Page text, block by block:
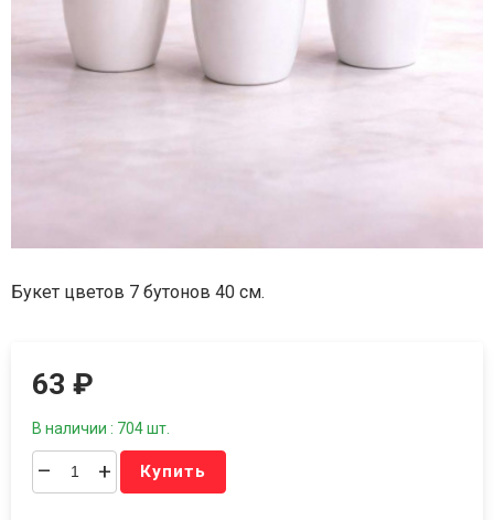
Букет цветов 7 бутонов 40 см.
63₽
В наличии : 704 шт.
– + Купить